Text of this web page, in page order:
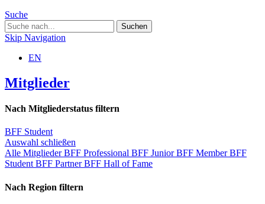
Suche
Skip Navigation
EN
Mitglieder
Nach Mitgliederstatus filtern
BFF Student
Auswahl schließen
Alle MitgliederBFF Professional BFF JuniorBFF MemberBFF
Student BFF PartnerBFF Hall of Fame
Nach Region filtern